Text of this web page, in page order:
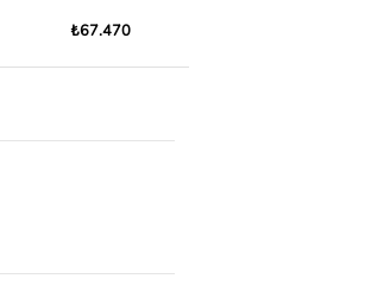
₺67.470